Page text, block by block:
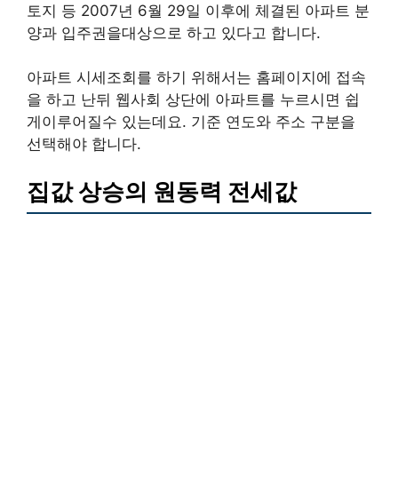
토지 등 2007년 6월 29일 이후에 체결된 아파트 분
양과 입주권을대상으로 하고 있다고 합니다.
아파트 시세조회를 하기 위해서는 홈페이지에 접속
을 하고 난뒤 웹사회 상단에 아파트를 누르시면 쉽
게이루어질수 있는데요. 기준 연도와 주소 구분을
선택해야 합니다.
집값 상승의 원동력 전세값